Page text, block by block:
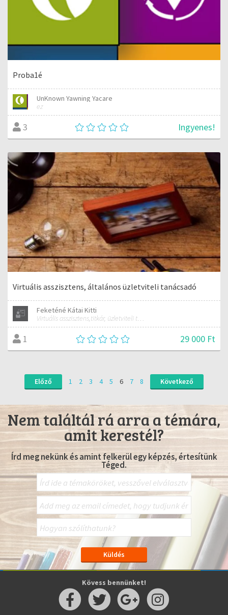
Proba1é
UnKnown Yawning Yacare
ez
3 Ingyenes!
Virtuális asszisztens, általános üzletviteli tanácsadó
Feketéné Kátai Kitti
Virtuális asszisztens,titkár, üzletviteli tanácsadó
1 29 000 Ft
Előző 1 2 3 4 5 6 7 8 Következő
Nem találtál rá arra a témára,
amit kerestél?
Írd meg nekünk és amint felkerül egy képzés, értesítünk
Téged.
Kövess bennünket!